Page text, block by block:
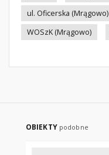
ul. Oficerska (Mrągowo)
WOSzK (Mrągowo)
OBIEKTY podobne